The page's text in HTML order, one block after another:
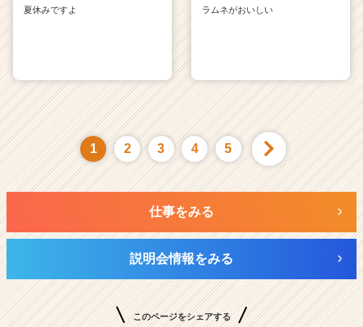
夏休みですよ
ラムネがおいしい
1 2 3 4 5
仕事をみる
説明会情報をみる
このページをシェアする